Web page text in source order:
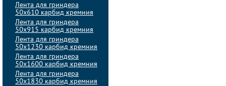
Лента для гриндера
50х610 карбид кремния
Лента для гриндера
50х915 карбид кремния
Лента для гриндера
50х1230 карбид кремния
Лента для гриндера
50х1600 карбид кремния
Лента для гриндера
50х1830 карбид кремния